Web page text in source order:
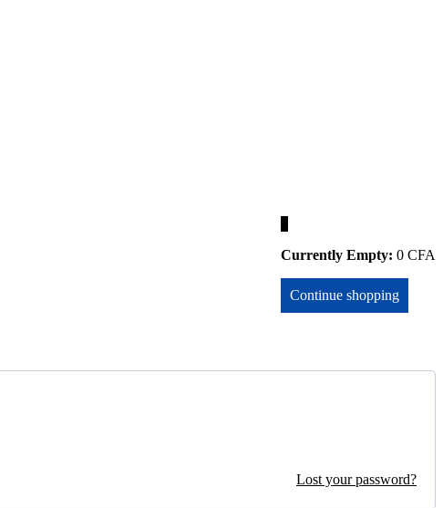
Currently Empty: 0 CFA
Continue shopping
Lost your password?